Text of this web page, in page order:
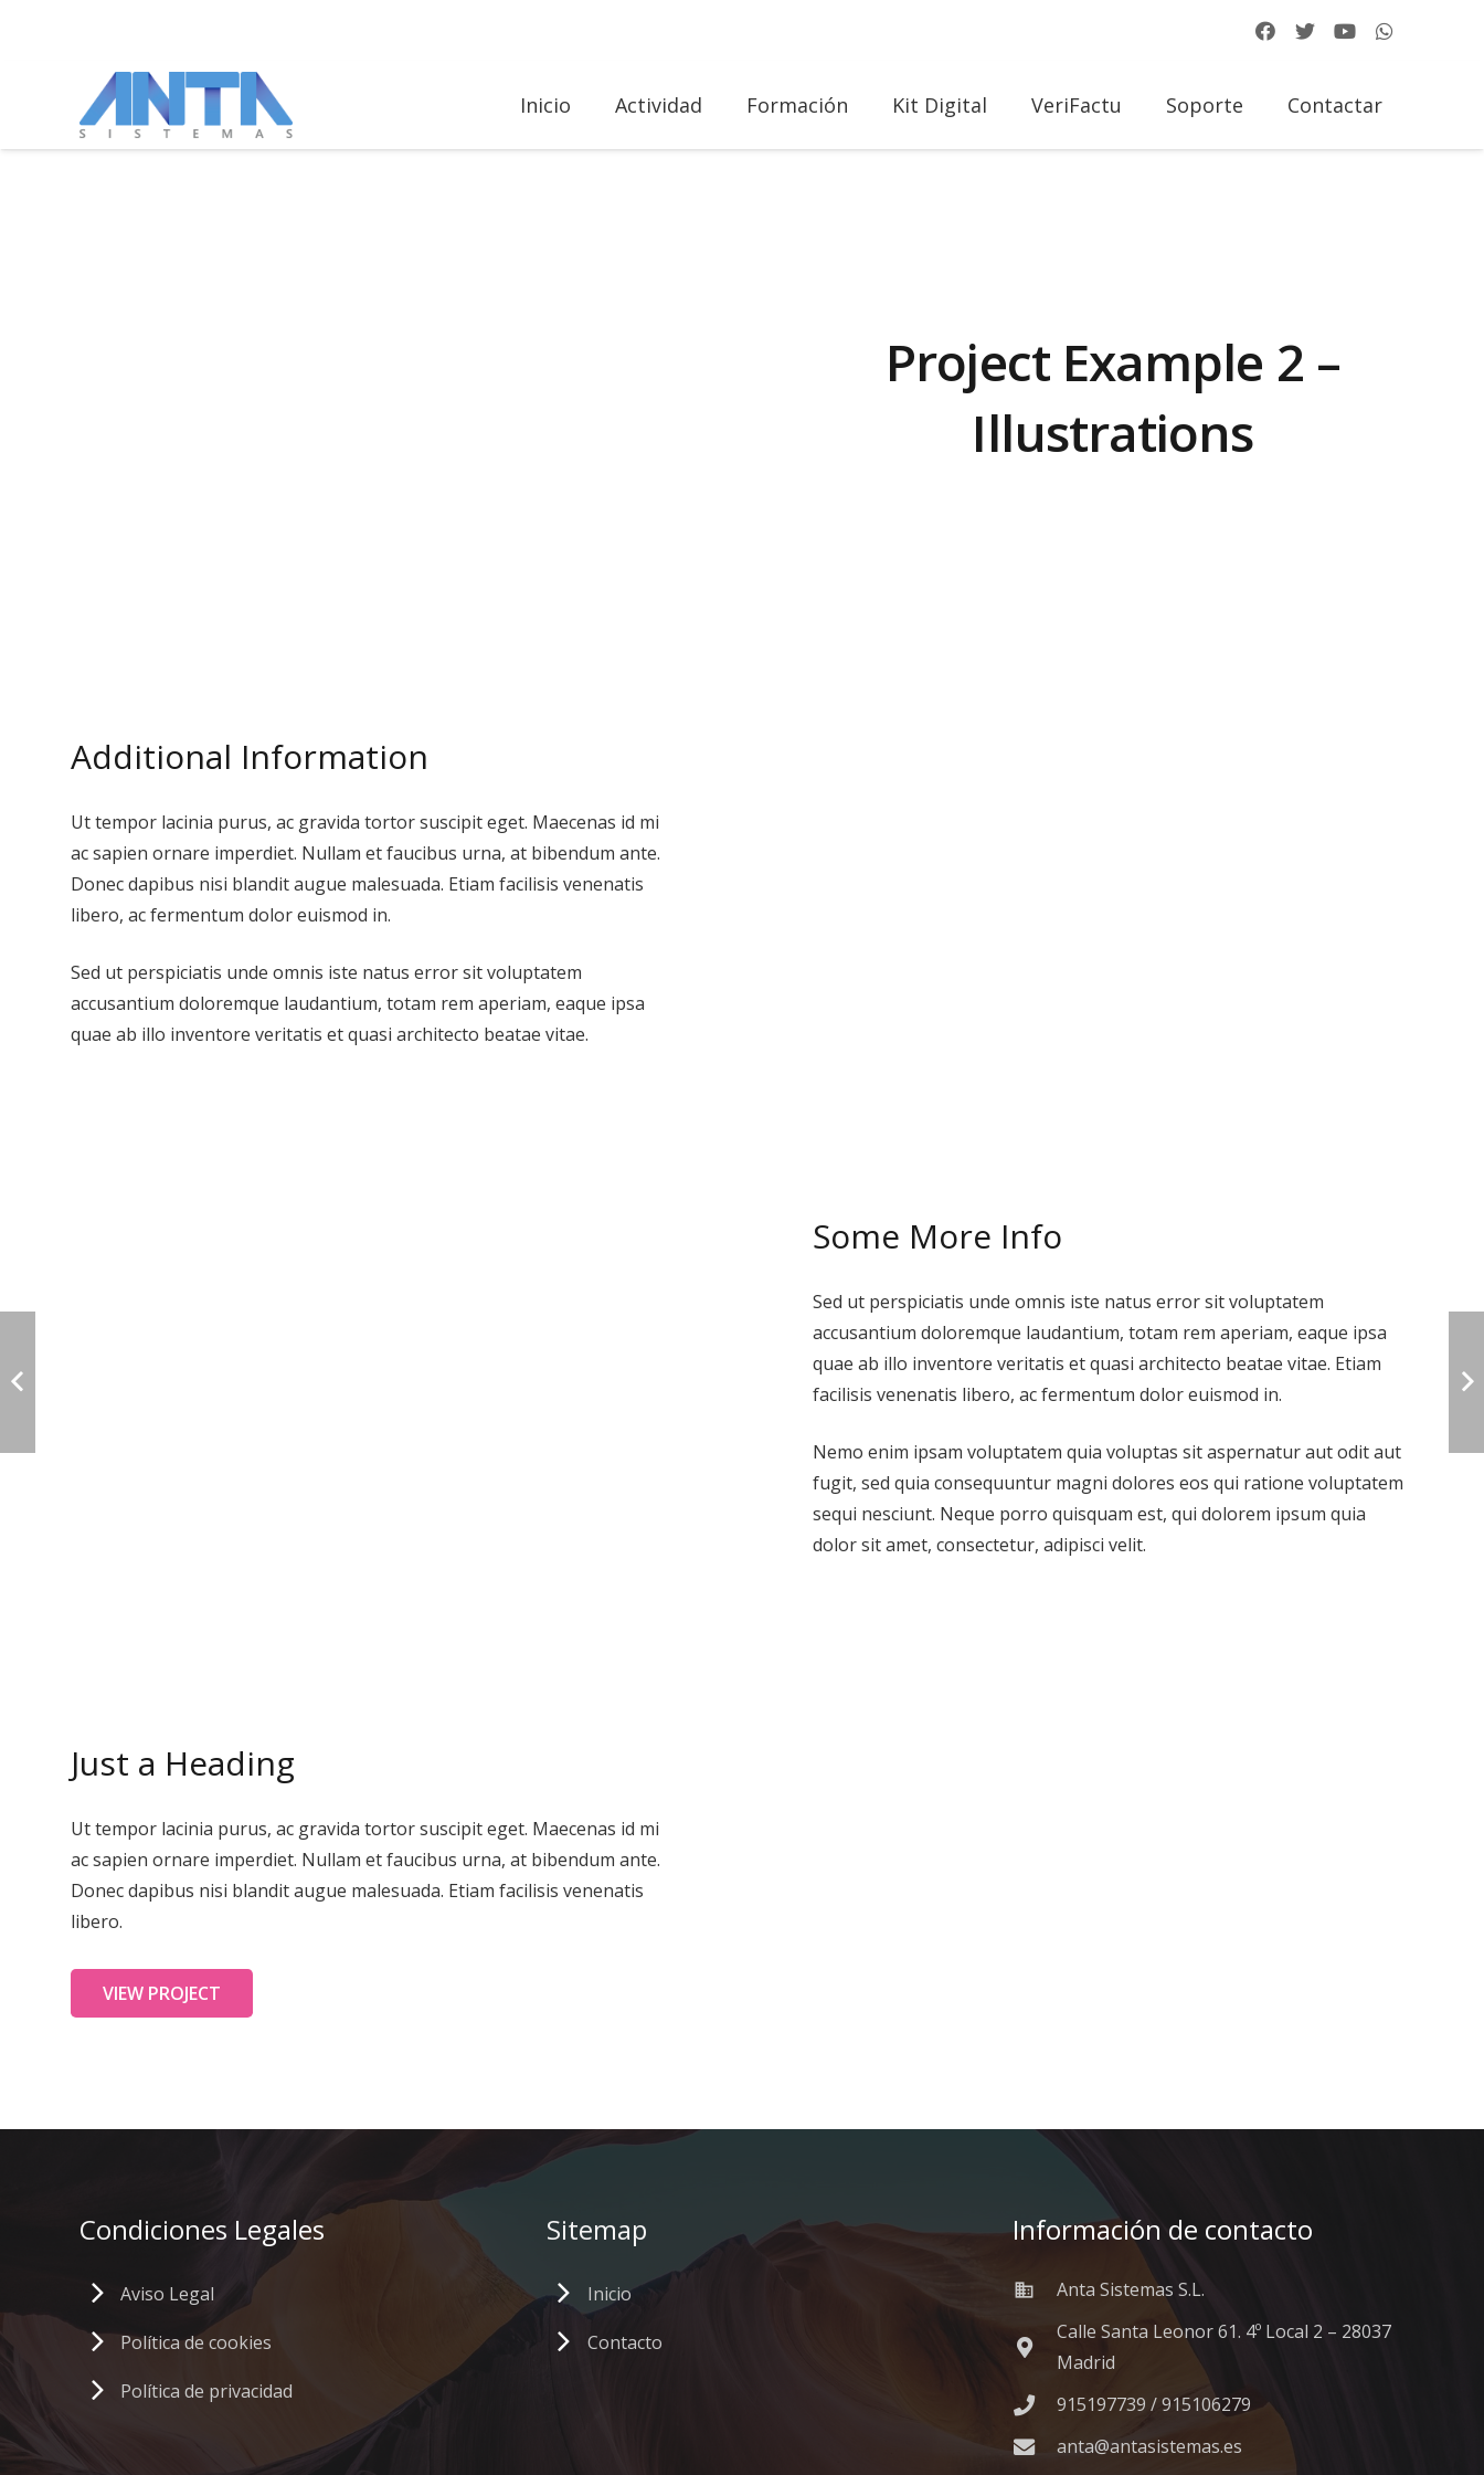
Inicio Actividad Formación Kit Digital VeriFactu Soporte Contactar
Project Example 2 –
Illustrations
Additional Information
Ut tempor lacinia purus, ac gravida tortor suscipit eget. Maecenas id mi
ac sapien ornare imperdiet. Nullam et faucibus urna, at bibendum ante.
Donec dapibus nisi blandit augue malesuada. Etiam facilisis venenatis
libero, ac fermentum dolor euismod in.
Sed ut perspiciatis unde omnis iste natus error sit voluptatem
accusantium doloremque laudantium, totam rem aperiam, eaque ipsa
quae ab illo inventore veritatis et quasi architecto beatae vitae.
Some More Info
Sed ut perspiciatis unde omnis iste natus error sit voluptatem
accusantium doloremque laudantium, totam rem aperiam, eaque ipsa
quae ab illo inventore veritatis et quasi architecto beatae vitae. Etiam
facilisis venenatis libero, ac fermentum dolor euismod in.
Nemo enim ipsam voluptatem quia voluptas sit aspernatur aut odit aut
fugit, sed quia consequuntur magni dolores eos qui ratione voluptatem
sequi nesciunt. Neque porro quisquam est, qui dolorem ipsum quia
dolor sit amet, consectetur, adipisci velit.
Just a Heading
Ut tempor lacinia purus, ac gravida tortor suscipit eget. Maecenas id mi
ac sapien ornare imperdiet. Nullam et faucibus urna, at bibendum ante.
Donec dapibus nisi blandit augue malesuada. Etiam facilisis venenatis
libero.
VIEW PROJECT
Condiciones Legales
Aviso Legal
Política de cookies
Política de privacidad
Sitemap
Inicio
Contacto
Información de contacto
business
Anta Sistemas S.L.
Calle Santa Leonor 61. 4º Local 2 – 28037
Madrid
915197739 / 915106279
anta@antasistemas.es